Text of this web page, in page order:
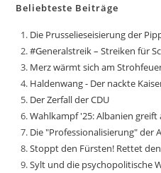
Beliebteste Beiträge
Die Prusselieseisierung der
#Generalstreik – Streiken für
Merz wärmt sich am
Haldenwang - Der nackte
Der Zerfall der CDU
Wahlkampf '25: Albanien greift
Die "Professionalisierung" der
Stoppt den Fürsten! Rettet
Sylt und die psychopolitische